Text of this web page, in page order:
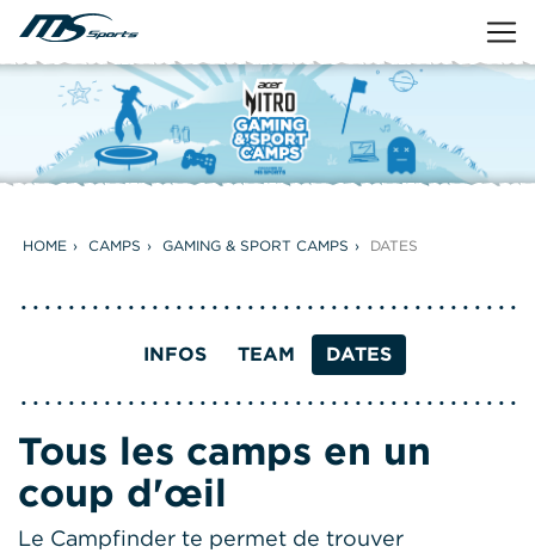
HOME CAMPS GAMING & SPORT CAMPS DATES
INFOS TEAM DATES
Tous les camps en un
coup d'œil
Le Campfinder te permet de trouver